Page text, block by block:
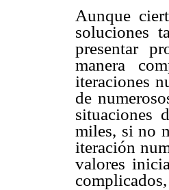
Aunque
soluciones
presentar
manera
iteraciones
de
situaciones
miles, si no
iteración
valores